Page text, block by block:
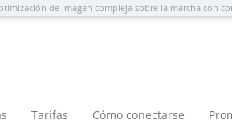
de imagen compleja sobre la marcha con
Tarifas Cómo conectarse